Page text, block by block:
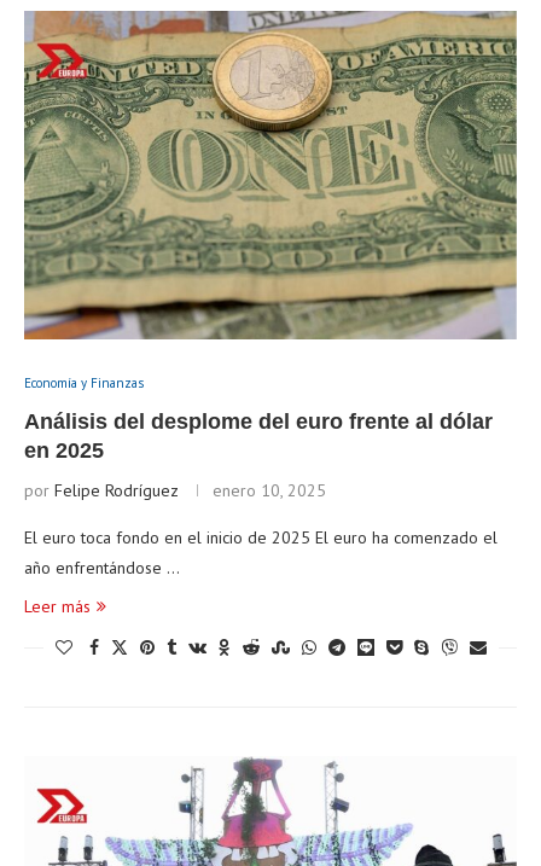
Economía y Finanzas
Análisis del desplome del euro frente al dólar
en 2025
por Felipe Rodríguez enero 10, 2025
El euro toca fondo en el inicio de 2025 El euro ha comenzado el
año enfrentándose …
Leer más